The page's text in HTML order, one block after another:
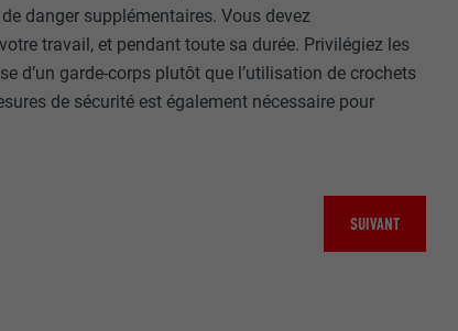
danger supplémentaires. Vous devez
travail, et pendant toute sa durée. Privilégiez les
d’un garde-corps plutôt que l’utilisation de crochets
de sécurité est également nécessaire pour
SUIVANT